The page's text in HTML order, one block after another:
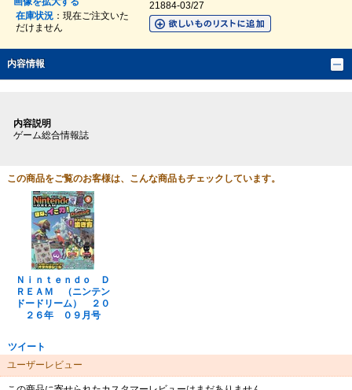
在庫状況：現在ご注文いた
だけません
21884-03/27
内容情報
内容説明
ゲーム総合情報誌
この商品をご覧のお客様は、こんな商品もチェックしています。
Ｎｉｎｔｅｎｄｏ Ｄ
ＲＥＡＭ （ニンテン
ドードリーム） ２０
２６年 ０９月号
ツイート
ユーザーレビュー